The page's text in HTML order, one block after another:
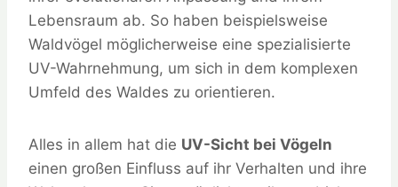
Lebensraum ab. So haben beispielsweise
Waldvögel möglicherweise eine spezialisierte
UV-Wahrnehmung, um sich in dem komplexen
Umfeld des Waldes zu orientieren.
Alles in allem hat die UV-Sicht bei Vögeln
einen großen Einfluss auf ihr Verhalten und ihre